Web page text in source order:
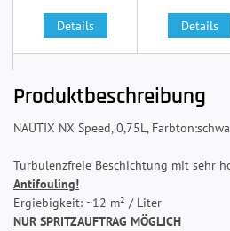
Details Details
Produktbeschreibung
NAUTIX NX Speed, 0,75L,
Turbulenzfreie Beschichtung mit sehr
Antifouling!
Ergiebigkeit: ~12 m² / Liter
NUR SPRITZAUFTRAG MÖGLICH